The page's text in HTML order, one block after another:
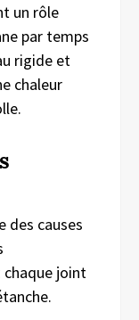
un rôle
par temps
rigide et
chaleur
des causes
joint